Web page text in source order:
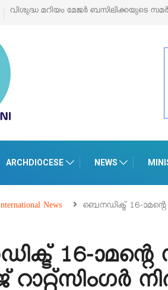
തിരുനാൾ ഓഗസ്റ്റ് 5 –‘പെറ്റൽസ്’ ലൈഫ്
ARCHDIOCESE NEWS
News ബെനഡിക്ട് 16-
16-